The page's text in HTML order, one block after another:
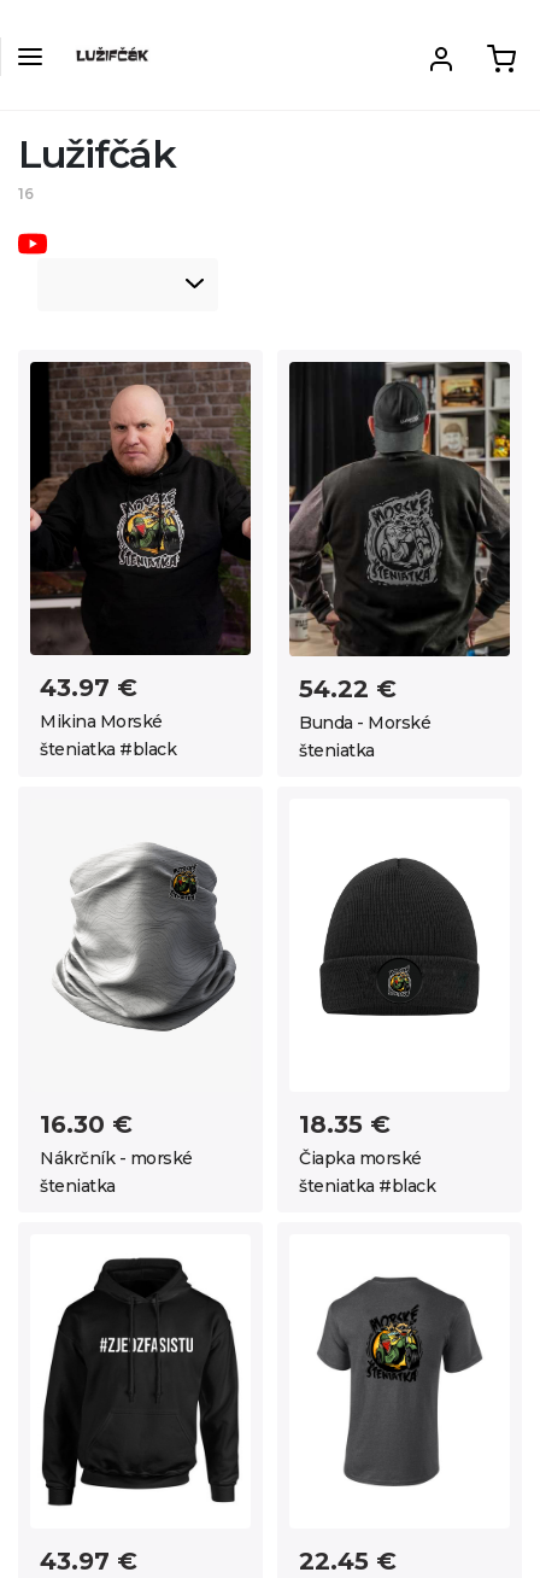
Lužifčák
16
43.97 €
Mikina Morské
šteniatka #black
54.22 €
Bunda - Morské
šteniatka
16.30 €
Nákrčník - morské
šteniatka
18.35 €
Čiapka morské
šteniatka #black
43.97 € 22.45 €